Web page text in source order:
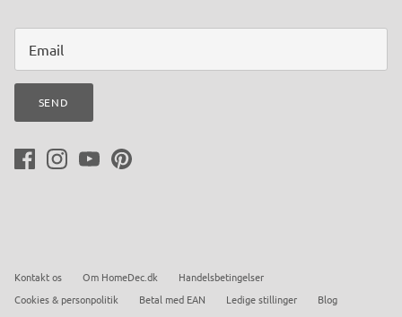
SEND
Kontakt os Om HomeDec.dk
Handelsbetingelser
Cookies & personpolitik
Betal med EAN Ledige stillinger
Blog